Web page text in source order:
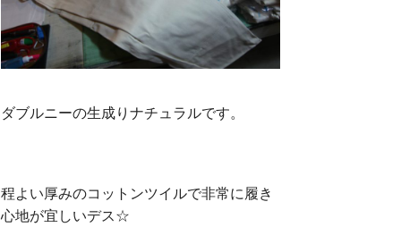
ダブルニーの生成りナチュラルです。
程よい厚みのコットンツイルで非常に履き
心地が宜しいデス☆